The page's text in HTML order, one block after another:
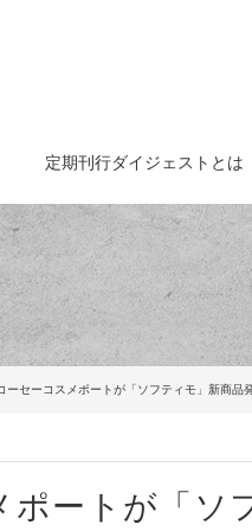
定期刊行ダイジェストとは
ーセーコスメポートが「ソフティモ」新商品
ポートが「ソ